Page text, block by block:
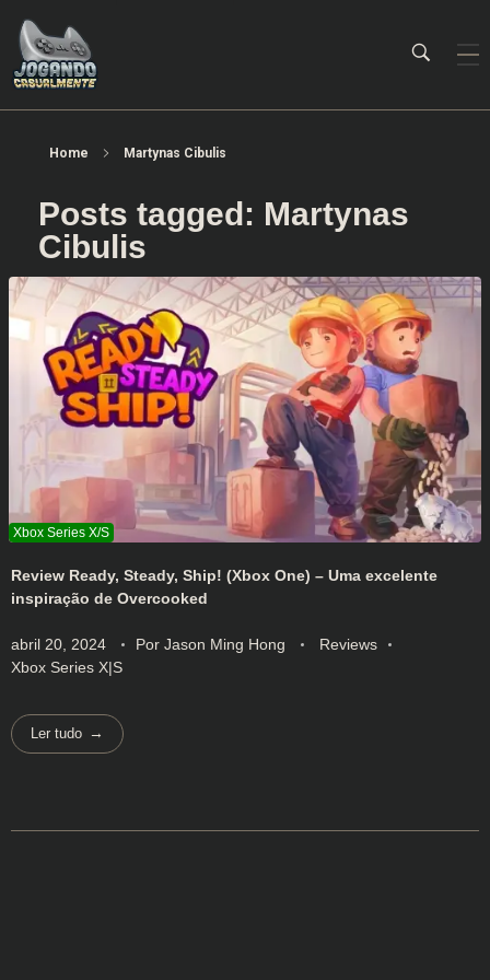
Home Martynas Cibulis
Posts tagged: Martynas
Cibulis
Review Ready, Steady, Ship! (Xbox One) – Uma excelente
inspiração de Overcooked
abril 20, 2024 Por Jason Ming Hong
Reviews
Xbox Series X|S
Ler tudo